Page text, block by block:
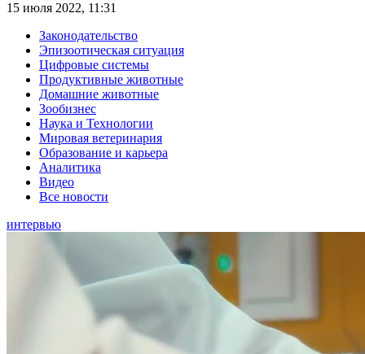
15 июля 2022, 11:31
Законодательство
Эпизоотическая ситуация
Цифровые системы
Продуктивные животные
Домашние животные
Зообизнес
Наука и Технологии
Мировая ветеринария
Образование и карьера
Аналитика
Видео
Все новости
интервью